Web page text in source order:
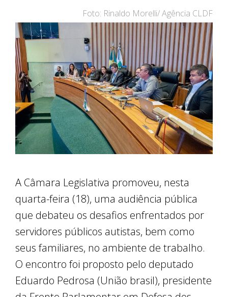
Foto: Rinaldo Morelli/ Agência CLDF
A Câmara Legislativa promoveu, nesta
quarta-feira (18), uma audiência pública
que debateu os desafios enfrentados por
servidores públicos autistas, bem como
seus familiares, no ambiente de trabalho.
O encontro foi proposto pelo deputado
Eduardo Pedrosa (União brasil), presidente